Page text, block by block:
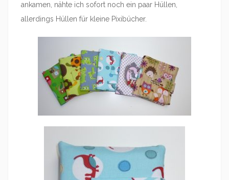
ankamen, nähte ich sofort noch ein paar Hüllen,
allerdings Hüllen für kleine Pixibücher.